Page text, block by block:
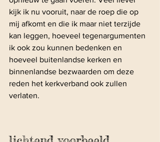
kijk ik nu vooruit, naar de roep die op
mij afkomt en die ik maar niet terzijde
kan leggen, hoeveel tegenargumenten
ik ook zou kunnen bedenken en
hoeveel buitenlandse kerken en
binnenlandse bezwaarden om deze
reden het kerkverband ook zullen
verlaten.